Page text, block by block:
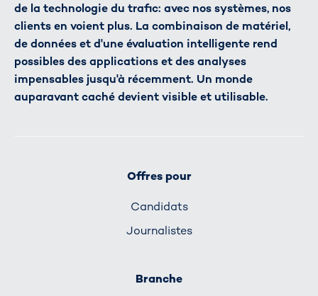
de la technologie du trafic: avec nos systèmes, nos
clients en voient plus. La combinaison de matériel,
de données et d'une évaluation intelligente rend
possibles des applications et des analyses
impensables jusqu'à récemment. Un monde
auparavant caché devient visible et utilisable.
Offres pour
Candidats
Journalistes
Branche